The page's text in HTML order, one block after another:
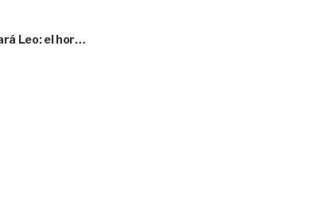
Leo: el hor…